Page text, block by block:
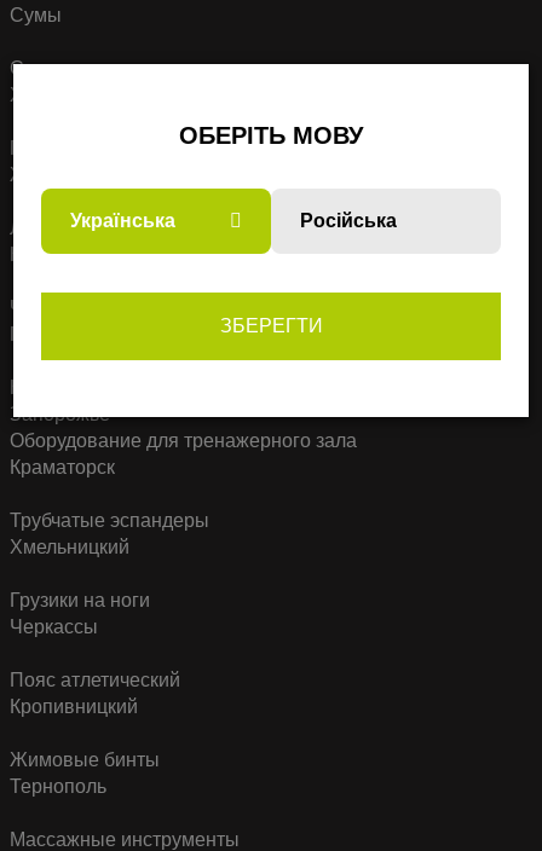
Сумы
Спортивные комплекты
Харьков
Житомир
Ленточные жгуты
Николаев
Чугунные гири
Запорожье
Оборудование для тренажерного зала
Краматорск
Трубчатые эспандеры
Хмельницкий
Грузики на ноги
Черкассы
Пояс атлетический
Кропивницкий
Жимовые бинты
Тернополь
Массажные инструменты
ОБЕРІТЬ МОВУ
Українська Російська
ЗБЕРЕГТИ